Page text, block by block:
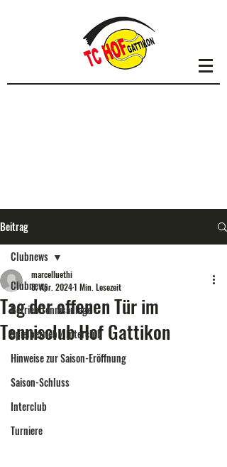
Beitrag
Clubnews
Betrieb Tennisanlage
Spielbetrieb / Interclub
Hinweise zur Saison-Eröffnung
Saison-Schluss
Interclub
Turniere
Clubnews
Tag der offenen Tür im
Tennisclub Hof Gattikon
marcelluethi
8. Apr. 20241 Min. Lesezeit